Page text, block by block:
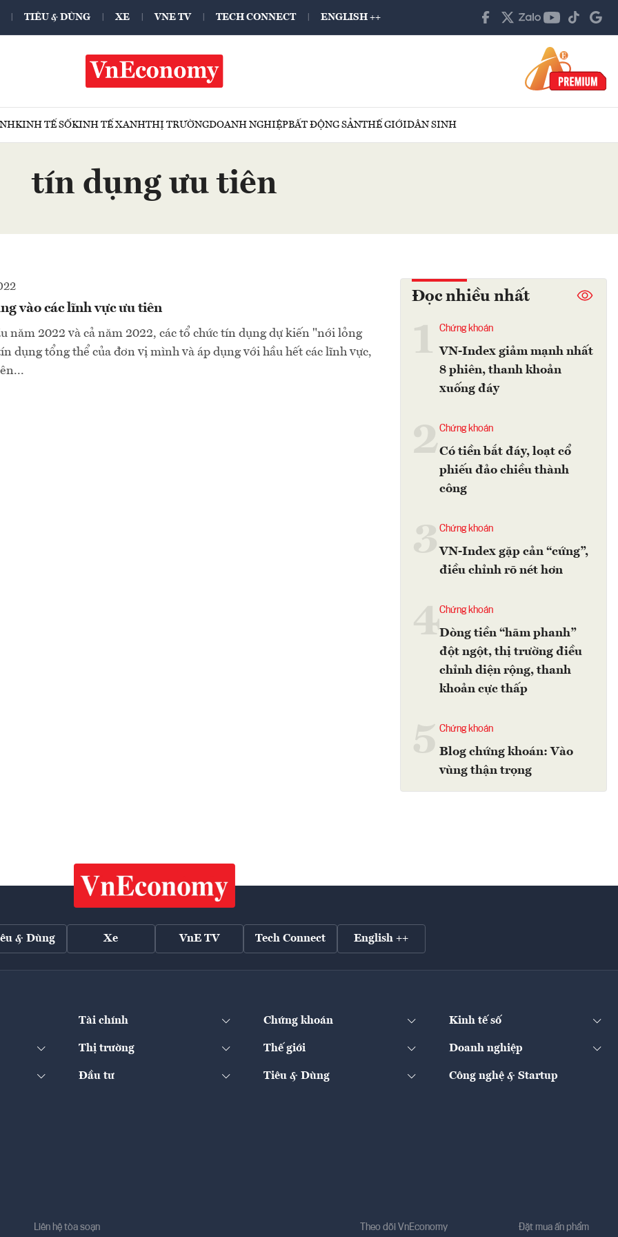
TIÊU & DÙNG XE VNE TV TECH CONNECT ENGLISH ++
KINH TẾ SỐKINH TẾ XANHTHỊ TRƯỜNGDOANH NGHIỆPBẤT ĐỘNG SẢNTHẾ GIỚIDÂN SINH
tín dụng ưu tiên
vào các lĩnh vực ưu tiên
năm 2022 và cả năm 2022, các tổ chức tín dụng dự kiến "nới lỏng
dụng tổng thể của đơn vị mình và áp dụng với hầu hết các lĩnh vực,
Đọc nhiều nhất
Chứng khoán
VN-Index giảm mạnh nhất
8 phiên, thanh khoản
xuống đáy
2Chứng khoán
Có tiền bắt đáy, loạt cổ
phiếu đảo chiều thành
công
Chứng khoán
VN-Index gặp cản “cứng”,
điều chỉnh rõ nét hơn
4Chứng khoán
Dòng tiền “hãm phanh”
đột ngột, thị trường điều
chỉnh diện rộng, thanh
khoản cực thấp
Chứng khoán
Blog chứng khoán: Vào
vùng thận trọng
& Dùng Xe VnE TV Tech Connect English ++
Tài chính Chứng khoán Kinh tế số
Thị trường Thế giới Doanh nghiệp
Đầu tư Tiêu & Dùng Công nghệ & Startup
Liên hệ tòa soạn Theo dõi VnEconomy Đặt mua ấn phẩm